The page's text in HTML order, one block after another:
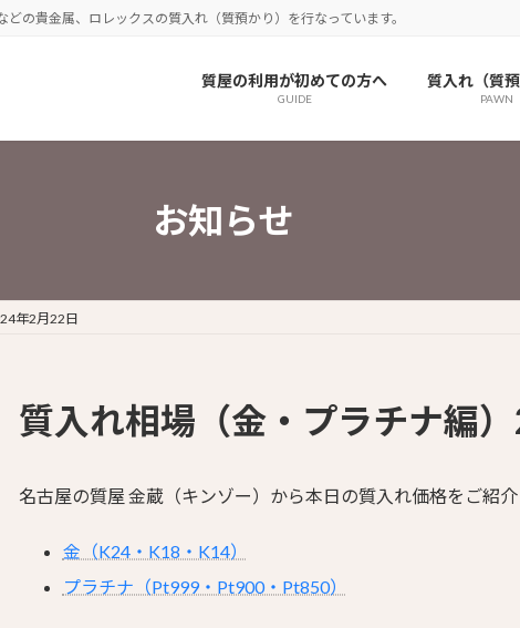
の貴金属、ロレックスの質入れ（質預かり）を行なっています。
質屋の利用が初めての方へ
GUIDE
質入れ（質預
PAWN
お知らせ
年2月22日
質入れ相場（金・プラチナ編
名古屋の質屋 金蔵（キンゾー）から本日の質入れ価格をご紹介
金（K24・K18・K14）
プラチナ（Pt999・Pt900・Pt850）